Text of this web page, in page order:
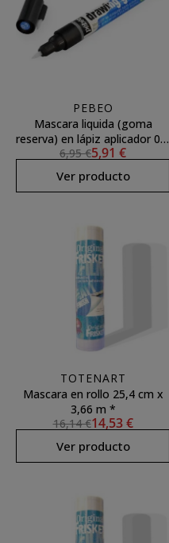
PEBEO
Mascara liquida (goma
reserva) en lápiz aplicador 0,7
mm **
6,95 €5,91 €
Ver producto
TOTENART
Mascara en rollo 25,4 cm x
3,66 m *
16,14 €14,53 €
Ver producto